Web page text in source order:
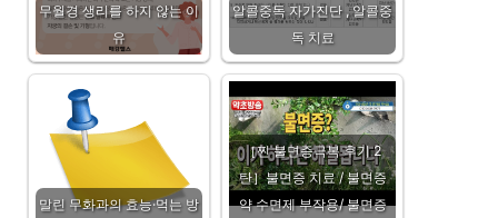
무월경 생리를 하지 않는 이
유
알콜중독 자가진단 , 알콜중
독 치료
말린 무화과의 효능·먹는 방
［찐 불면증극복 후기 2
탄］불면증 치료 / 불면증
약 수면제 부작용/ 불면증